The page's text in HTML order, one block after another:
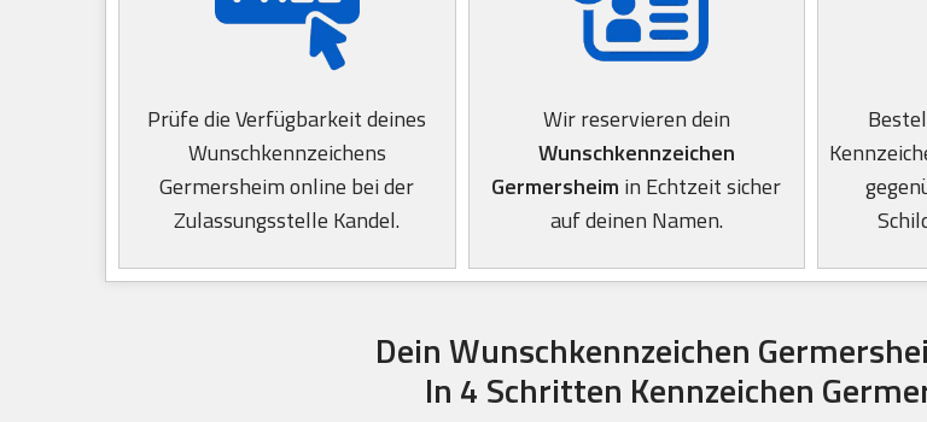
Prüfe die Verfügbarkeit deines
Wunschkennzeichens
Germersheim online bei der
Zulassungsstelle Kandel.
Wir reservieren dein
Wunschkennzeichen
Germersheim in Echtzeit sicher
auf deinen Namen.
Dein Wunschkennzeichen
In 4 Schritten Kennzeichen